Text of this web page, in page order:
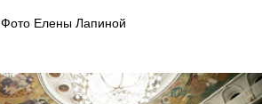
Фото Елены Лапиной